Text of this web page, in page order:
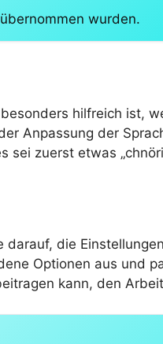
wurden.
hilfreich ist,
Anpassung der
zuerst etwas
die
Optionen aus und
kann, den